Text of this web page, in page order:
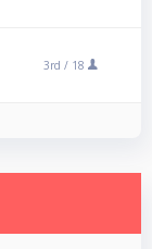
3rd / 18